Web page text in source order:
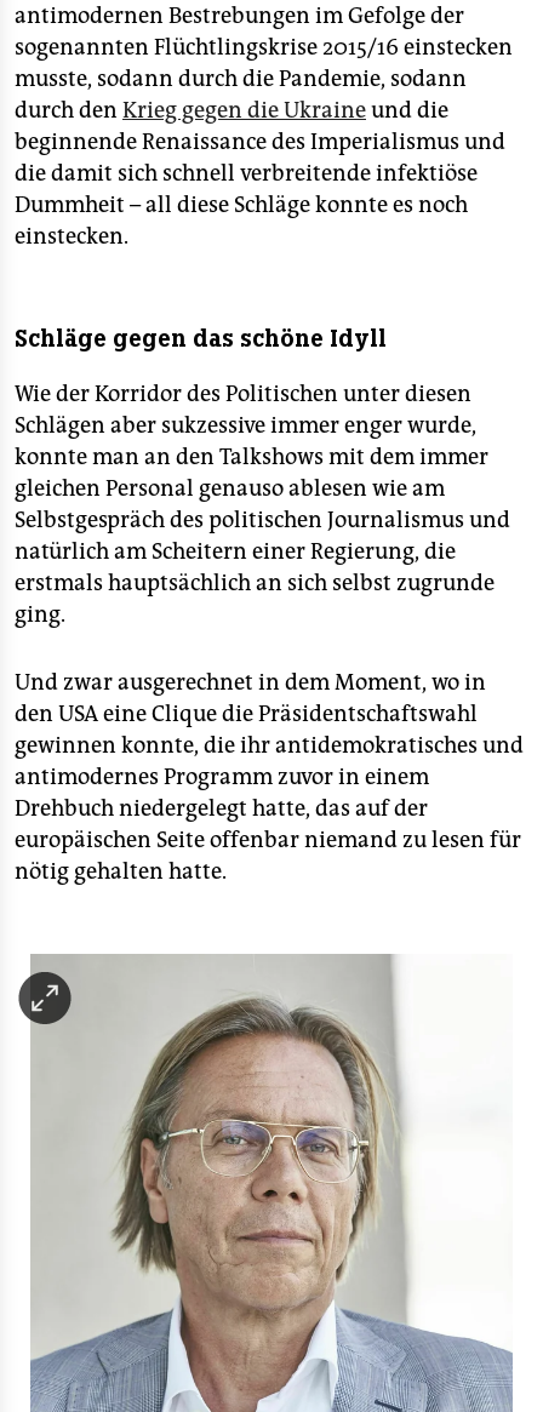
antimodernen Bestrebungen im Gefolge der
sogenannten Flüchtlingskrise 2015/16 einstecken
musste, sodann durch die Pandemie, sodann
durch den Krieg gegen die Ukraineund die
beginnende Renaissance des Imperialismus und
die damit sich schnell verbreitende infektiöse
Dummheit – all diese Schläge konnte es noch
einstecken.
Schläge gegen das schöne Idyll
Wie der Korridor des Politischen unter diesen
Schlägen aber sukzessive immer enger wurde,
konnte man an den Talkshows mit dem immer
gleichen Personal genauso ablesen wie am
Selbstgespräch des politischen Journalismus und
natürlich am Scheitern einer Regierung, die
erstmals hauptsächlich an sich selbst zugrunde
ging.
Und zwar ausgerechnet in dem Moment, wo in
den USA eine Clique die Präsidentschaftswahl
gewinnen konnte, die ihr antidemokratisches und
antimodernes Programm zuvor in einem
Drehbuch niedergelegt hatte, das auf der
europäischen Seite offenbar niemand zu lesen für
nötig gehalten hatte.